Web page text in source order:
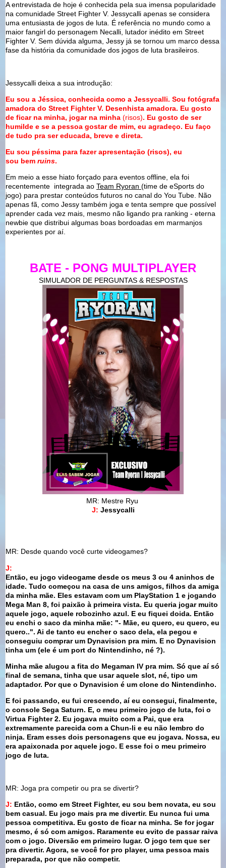
A entrevistada de hoje é conhecida pela sua imensa popularidade
na comunidade Street Fighter V. Jessycalli apenas se considera
uma entusiasta de jogos de luta. É referência no mundo como a
maior fangirl do personagem Necalli, lutador inédito em Street
Fighter V. Sem dúvida alguma, Jessy já se tornou um marco dessa
fase da história da comunidade dos jogos de luta brasileiros.
Jessycalli deixa a sua introdução:
Eu sou a Jéssica, conhecida como a Jessycalli. Sou fotógrafa
amadora do Street Fighter V. Desenhista amadora. Eu gosto
de ficar na minha, jogar na minha (risos). Eu gosto de ser
humilde e se a pessoa gostar de mim, eu agradeço. Eu faço
de tudo pra ser educada, breve e direta.
Eu sou péssima para fazer apresentação (risos), eu
sou bem ruins.
Em meio a esse hiato forçado para eventos offline, ela foi
recentemente integrada ao Team Ryoran (time de eSports do
jogo) para prestar conteúdos futuros no canal do You Tube. Não
apenas fã, como Jessy também joga e tenta sempre que possível
aprender cada vez mais, mesmo não ligando pra ranking - eterna
newbie que distribui algumas boas bordoadas em marmanjos
experientes por aí.
BATE - PONG MULTIPLAYER
SIMULADOR DE PERGUNTAS & RESPOSTAS
MR: Mestre Ryu
J: Jessycalli
MR: Desde quando você curte videogames?
J:
Então, eu jogo videogame desde os meus 3 ou 4 aninhos de
idade. Tudo começou na casa de uns amigos, filhos da amiga
da minha mãe. Eles estavam com um PlayStation 1 e jogando
Mega Man 8, foi paixão à primeira vista. Eu queria jogar muito
aquele jogo, aquele robozinho azul. E eu fiquei doida. Então
eu enchi o saco da minha mãe: "- Mãe, eu quero, eu quero, eu
quero..". Ai de tanto eu encher o saco dela, ela pegou e
conseguiu comprar um Dynavision pra mim. E no Dynavision
tinha um (ele é um port do Nintendinho, né ?).
Minha mãe alugou a fita do Megaman IV pra mim. Só que aí só
final de semana, tinha que usar aquele slot, né, tipo um
adaptador. Por que o Dynavision é um clone do Nintendinho.
E foi passando, eu fui crescendo, aí eu consegui, finalmente,
o console Sega Saturn. E, o meu primeiro jogo de luta, foi o
Virtua Fighter 2. Eu jogava muito com a Pai, que era
extremamente parecida com a Chun-li e eu não lembro do
ninja. Eram esses dois personagens que eu jogava. Nossa, eu
era apaixonada por aquele jogo. E esse foi o meu primeiro
jogo de luta.
MR: Joga pra competir ou pra se divertir?
J: Então, como em Street Fighter, eu sou bem novata, eu sou
bem casual. Eu jogo mais pra me divertir. Eu nunca fui uma
pessoa competitiva. Eu gosto de ficar na minha. Se for jogar
mesmo, é só com amigos. Raramente eu evito de passar raiva
com o jogo. Diversão em primeiro lugar. O jogo tem que ser
pra divertir. Agora, se você for pro player, uma pessoa mais
preparada, por que não competir.